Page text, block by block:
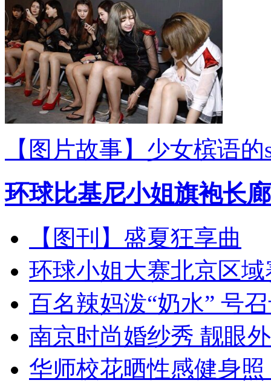
【图片故事】少女槟语
环球比基尼小姐旗袍长
【图刊】盛夏狂享曲
环球小姐大赛北京区域
百名辣妈泼“奶水” 号
南京时尚婚纱秀 靓眼
华师校花晒性感健身照